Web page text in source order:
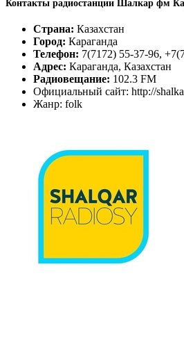
Контакты радиостанции Шалкар фм
Страна: Казахстан
Город: Караганда
Телефон: 7(7172) 55-37-96,
Адрес: Караганда, Казахстан
Радиовещание: 102.3 FM
Официальный сайт: http://
Жанр: folk